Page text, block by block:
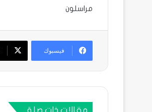
مراسلون
فيسبوك